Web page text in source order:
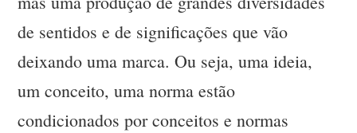
de sentidos e de significações que vão
deixando uma marca. Ou seja, uma ideia,
um conceito, uma norma estão
condicionados por conceitos e normas